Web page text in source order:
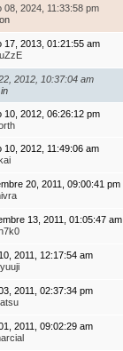
08, 2024, 11:33:58 pm
17, 2013, 01:21:55 am
2012, 10:37:04 am
10, 2012, 06:26:12 pm
10, 2012, 11:49:06 am
20, 2011, 09:00:41 pm
13, 2011, 01:05:47 am
2011, 12:17:54 am
2011, 02:37:34 pm
2011, 09:02:29 am